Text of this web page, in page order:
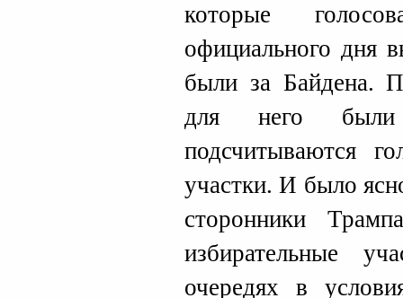
которые
официального дня
были за Байдена.
для него были
подсчитываются
участки. И было
сторонники
избирательные
очередях в